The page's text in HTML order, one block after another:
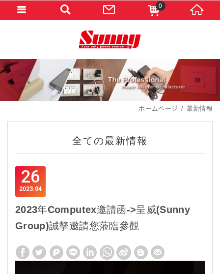
ホームページ 最新情報
全ての最新情報
26
04
2023
2023年Computex邀請函->呈威(Sunny
Group)誠摮邀請您蒞臨參觀
0